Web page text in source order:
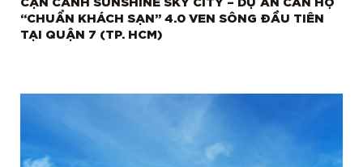
“CHUẨN KHÁCH SẠN” 4.0 VEN SÔNG ĐẦU TIÊN
TẠI QUẬN 7 (TP. HCM)